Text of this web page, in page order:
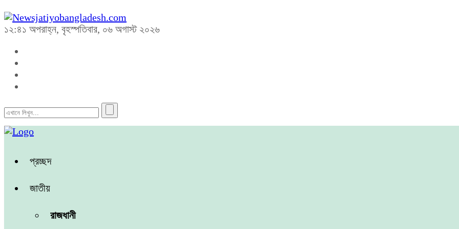
১২:৪১ অপরাহ্ন, বৃহস্পতিবার, ০৬ অগাস্ট ২০২৬
প্রচ্ছদ
জাতীয়
রাজধানী